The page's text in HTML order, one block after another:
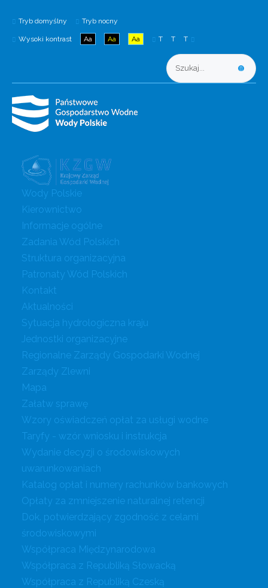
Tryb domyślny Tryb nocny
Wysoki kontrast Aa Aa Aa T T T
Wody Polskie
Kierownictwo
Informacje ogólne
Zadania Wód Polskich
Struktura organizacyjna
Patronaty Wód Polskich
Kontakt
Aktualności
Sytuacja hydrologiczna kraju
Jednostki organizacyjne
Regionalne Zarządy Gospodarki Wodnej
Zarządy Zlewni
Mapa
Załatw sprawę
Wzory oświadczeń opłat za usługi wodne
Taryfy - wzór wniosku i instrukcja
Wydanie decyzji o środowiskowych
uwarunkowaniach
Katalog opłat i numery rachunków bankowych
Opłaty za zmniejszenie naturalnej retencji
Dok. potwierdzający zgodność z celami
środowiskowymi
Współpraca Międzynarodowa
Współpraca z Republiką Słowacką
Współpraca z Republiką Czeską